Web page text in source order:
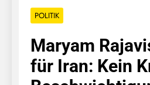
POLITIK
Maryam
für Iran: Kein